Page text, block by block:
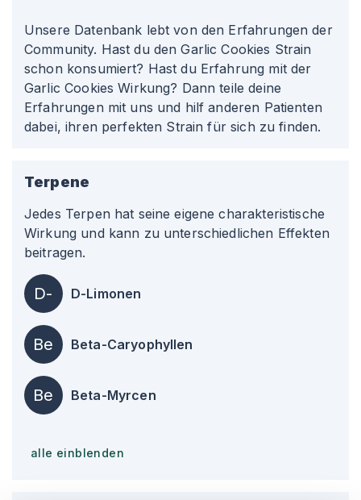
Unsere Datenbank lebt von den Erfahrungen der
Community. Hast du den Garlic Cookies Strain
schon konsumiert? Hast du Erfahrung mit der
Garlic Cookies Wirkung? Dann teile deine
Erfahrungen mit uns und hilf anderen Patienten
dabei, ihren perfekten Strain für sich zu finden.
Terpene
Jedes Terpen hat seine eigene charakteristische
Wirkung und kann zu unterschiedlichen Effekten
beitragen.
D- D-Limonen
Be Beta-Caryophyllen
Be Beta-Myrcen
alle einblenden